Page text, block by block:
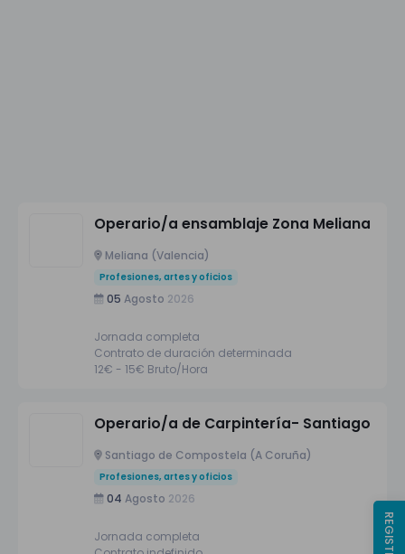
Operario/a ensamblaje Zona Meliana
Meliana (Valencia)
Profesiones, artes y oficios
05 Agosto 2026
Jornada completa
Contrato de duración determinada
12€ - 15€ Bruto/Hora
Operario/a de Carpintería- Santiago
Santiago de Compostela (A Coruña)
Profesiones, artes y oficios
04 Agosto 2026
Jornada completa